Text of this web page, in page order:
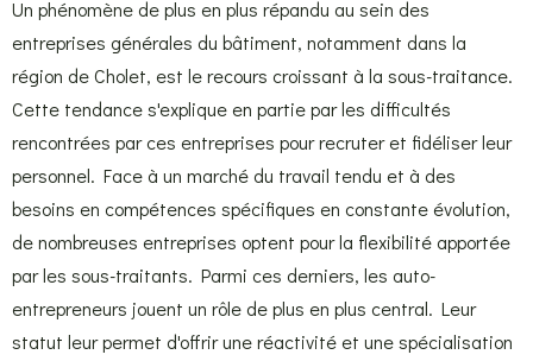
Un phénomène de plus en plus répandu au sein des
entreprises générales du bâtiment, notamment dans la
région de Cholet, est le recours croissant à la sous-traitance.
Cette tendance s'explique en partie par les difficultés
rencontrées par ces entreprises pour recruter et fidéliser leur
personnel. Face à un marché du travail tendu et à des
besoins en compétences spécifiques en constante évolution,
de nombreuses entreprises optent pour la flexibilité apportée
par les sous-traitants. Parmi ces derniers, les auto-
entrepreneurs jouent un rôle de plus en plus central. Leur
statut leur permet d'offrir une réactivité et une spécialisation